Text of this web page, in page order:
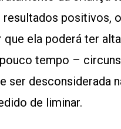
resultados positivos,
ela poderá ter
tempo –
ser desconsiderada
de liminar.